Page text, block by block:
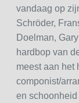
vandaag op
Schröder,
Doelman,
hardbop van
meest aan het
componist/
en schoonheid